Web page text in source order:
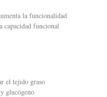
la funcionalidad
capacidad funcional
el tejido graso
glucógeno